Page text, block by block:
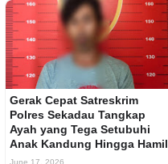
Gerak Cepat Satreskrim
Polres Sekadau Tangkap
Ayah yang Tega Setubuhi
Anak Kandung Hingga Hamil
June 17, 2026